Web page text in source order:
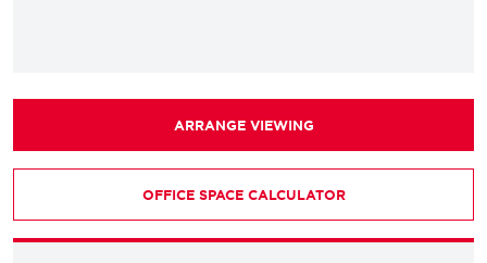
ARRANGE VIEWING
OFFICE SPACE CALCULATOR